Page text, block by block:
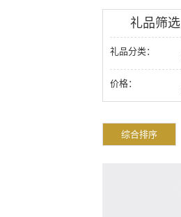
礼品筛选
礼品分类：
价格：
综合排序